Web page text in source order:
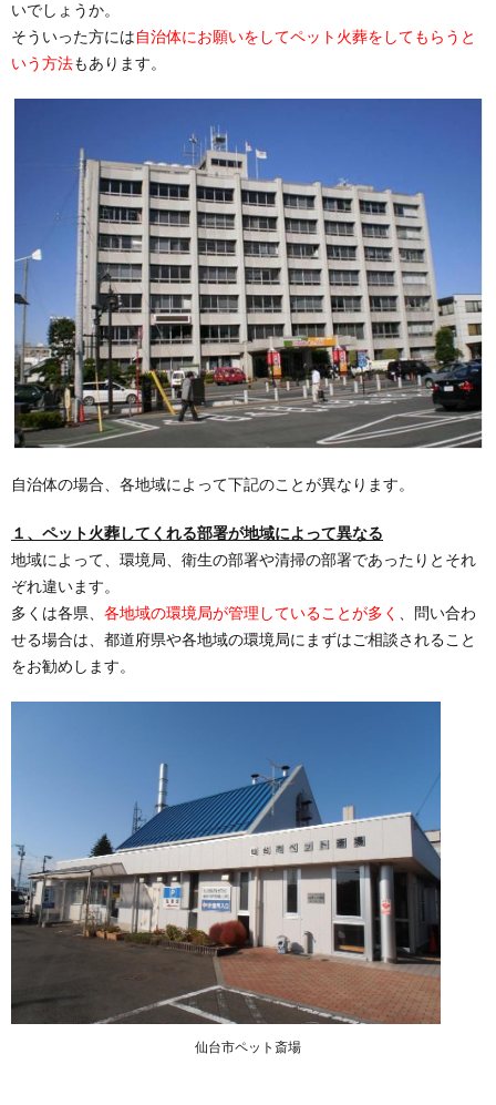
いでしょうか。
そういった方には自治体にお願いをしてペット火葬をしてもらうと
いう方法もあります。
自治体の場合、各地域によって下記のことが異なります。
１、ペット火葬してくれる部署が地域によって異なる
地域によって、環境局、衛生の部署や清掃の部署であったりとそれ
ぞれ違います。
多くは各県、 各地域の環境局が管理していることが多く
、問い合わ
せる場合は、都道府県や各地域の環境局にまずはご相談されること
をお勧めします。
仙台市ペット斎場